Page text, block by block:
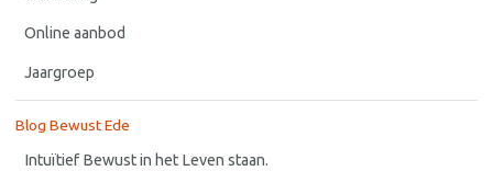
Online aanbod
Jaargroep
Blog Bewust Ede
Intuïtief Bewust in het Leven staan.